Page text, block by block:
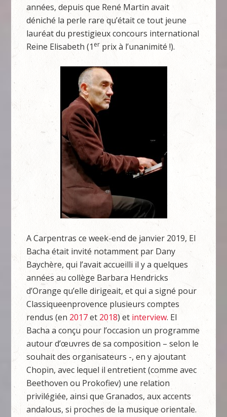
années, depuis que René Martin avait
déniché la perle rare qu’était ce tout jeune
lauréat du prestigieux concours international
Reine Elisabeth (1er prix à l’unanimité !).
A Carpentras ce week-end de janvier 2019, El
Bacha était invité notamment par Dany
Baychère, qui l’avait accueilli il y a quelques
années au collège Barbara Hendricks
d’Orange qu’elle dirigeait, et qui a signé pour
Classiqueenprovence plusieurs comptes
rendus (en 2017et 2018) et interview. El
Bacha a conçu pour l’occasion un programme
autour d’œuvres de sa composition – selon le
souhait des organisateurs -, en y ajoutant
Chopin, avec lequel il entretient (comme avec
Beethoven ou Prokofiev) une relation
privilégiée, ainsi que Granados, aux accents
andalous, si proches de la musique orientale.